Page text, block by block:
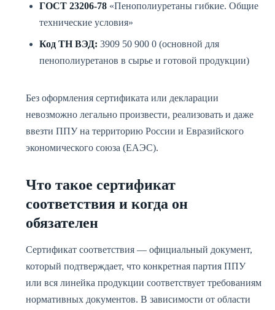
ГОСТ 23206-78 «Пенополиуретаны гибкие. Общие
технические условия»
Код ТН ВЭД: 3909 50 900 0 (основной для
пенополиуретанов в сырье и готовой продукции)
Без оформления сертификата или декларации
невозможно легально произвести, реализовать и даже
ввезти ППУ на территорию России и Евразийского
экономического союза (ЕАЭС).
Что такое сертификат
соответствия и когда он
обязателен
Сертификат соответствия — официальный документ,
который подтверждает, что конкретная партия ППУ
или вся линейка продукции соответствует требованиям
нормативных документов. В зависимости от области